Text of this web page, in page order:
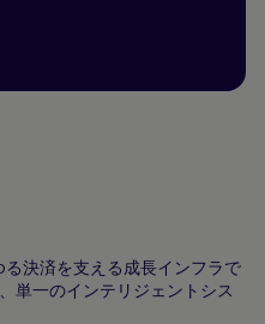
決済を支える成長インフラで
単一のインテリジェントシス